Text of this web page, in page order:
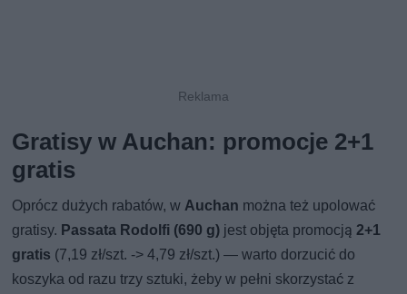
Gratisy w Auchan: promocje 2+1
gratis
Oprócz dużych rabatów, w Auchan można też upolować
gratisy. Passata Rodolfi (690 g) jest objęta promocją2+1
gratis (7,19 zł/szt. -> 4,79 zł/szt.) — warto dorzucić do
koszyka od razu trzy sztuki, żeby w pełni skorzystać z